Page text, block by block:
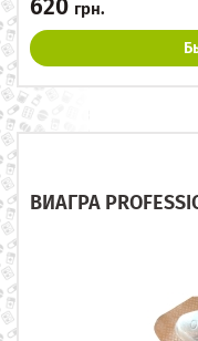
620 грн.
ВИАГРА